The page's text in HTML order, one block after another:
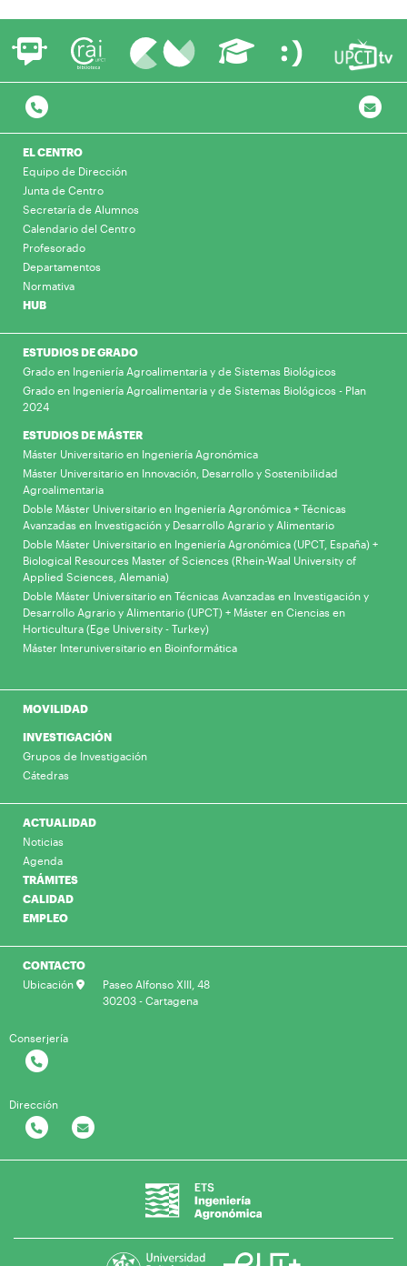
EL CENTRO
Equipo de Dirección
Junta de Centro
Secretaría de Alumnos
Calendario del Centro
Profesorado
Departamentos
Normativa
HUB
ESTUDIOS DE GRADO
Grado en Ingeniería Agroalimentaria y de Sistemas Biológicos
Grado en Ingeniería Agroalimentaria y de Sistemas Biológicos - Plan
2024
ESTUDIOS DE MÁSTER
Máster Universitario en Ingeniería Agronómica
Máster Universitario en Innovación, Desarrollo y Sostenibilidad
Agroalimentaria
Doble Máster Universitario en Ingeniería Agronómica + Técnicas
Avanzadas en Investigación y Desarrollo Agrario y Alimentario
Doble Máster Universitario en Ingeniería Agronómica (UPCT, España) +
Biological Resources Master of Sciences (Rhein-Waal University of
Applied Sciences, Alemania)
Doble Máster Universitario en Técnicas Avanzadas en Investigación y
Desarrollo Agrario y Alimentario (UPCT) + Máster en Ciencias en
Horticultura (Ege University - Turkey)
Máster Interuniversitario en Bioinformática
MOVILIDAD
INVESTIGACIÓN
Grupos de Investigación
Cátedras
ACTUALIDAD
Noticias
Agenda
TRÁMITES
CALIDAD
EMPLEO
CONTACTO
Ubicación
Paseo Alfonso XIII, 48
30203 - Cartagena
Conserjería
Dirección